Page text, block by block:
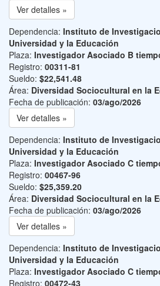
Ver detalles »
Dependencia: Instituto de
Universidad y la Educación
Plaza: Investigador Asociado B
Registro: 00311-81
Sueldo: $22,541.48
Área: Diversidad Sociocultural en la
Fecha de publicación: 03/ago/2026
Ver detalles »
Dependencia: Instituto de
Universidad y la Educación
Plaza: Investigador Asociado C
Registro: 00467-96
Sueldo: $25,359.20
Área: Diversidad Sociocultural en la
Fecha de publicación: 03/ago/2026
Ver detalles »
Dependencia: Instituto de
Universidad y la Educación
Plaza: Investigador Asociado C
Registro: 00472-43